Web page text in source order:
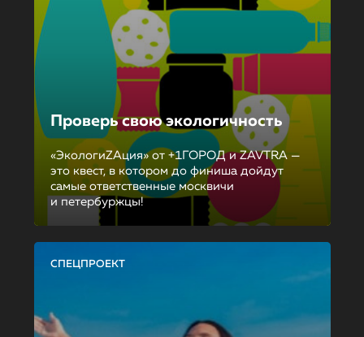
Проверь свою экологичность
«ЭкологиZAция» от +1ГОРОД и ZAVTRA —
это квест, в котором до финиша дойдут
самые ответственные москвичи
и петербуржцы!
СПЕЦПРОЕКТ